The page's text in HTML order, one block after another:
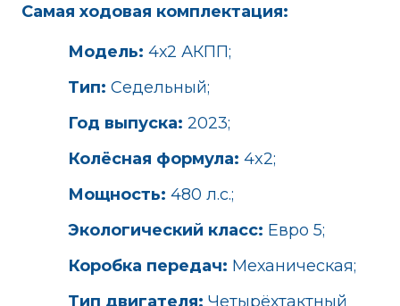
Самая ходовая комплектация:
Модель: 4х2 АКПП;
Тип: Седельный;
Год выпуска: 2023;
Колёсная формула: 4x2;
Мощность: 480 л.с.;
Экологический класс: Евро 5;
Коробка передач: Механическая;
Тип двигателя: Четырёхтактный